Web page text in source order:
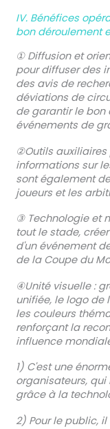
IV. Bénéfices
bon déroulement
① Diffusion et
pour diffuser des
des avis de
déviations de
de garantir le bon
événements de
②Outils auxiliaires
informations sur
sont également
joueurs et les
③ Technologie et
tout le stade,
d'un événement
de la Coupe du
④Unité visuelle :
unifiée, le logo de
les couleurs
renforçant la
influence
1) C'est une
organisateurs,
grâce à la
2) Pour le public,